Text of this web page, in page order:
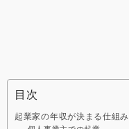
目次
起業家の年収が決まる仕組み